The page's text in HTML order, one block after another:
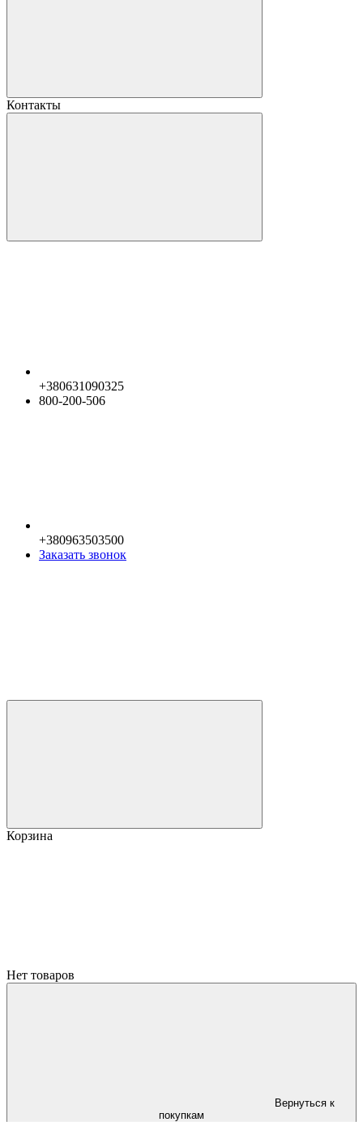
Контакты
+380631090325
800-200-506
+380963503500
Заказать звонок
Корзина
Нет товаров
Вернуться к
покупкам